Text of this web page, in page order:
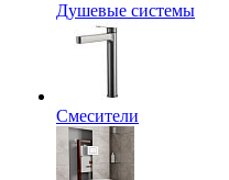
Душевые системы
Смесители